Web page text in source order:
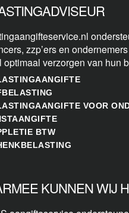
zzp’ers en
optimaal verzorgen van hun
VOOR
BTW
KUNNEN WIJ